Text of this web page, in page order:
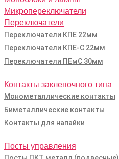
Микропереключатели
Переключатели
Переключатели КПЕ 22мм
Переключатели КПЕ-С 22мм
Переключатели ПЕмС 30мм
Контакты заклепочного типа
Монометаллические контакты
Биметаллические контакты
Контакты для напайки
Посты управления